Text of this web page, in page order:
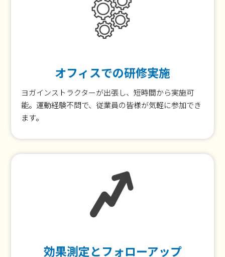
オフィスでの研修実施
ヨガインストラクターが出張し、短時間から実施可
能。運動経験不問で、従業員の皆様が気軽に参加でき
ます。
効果測定とフォローアップ